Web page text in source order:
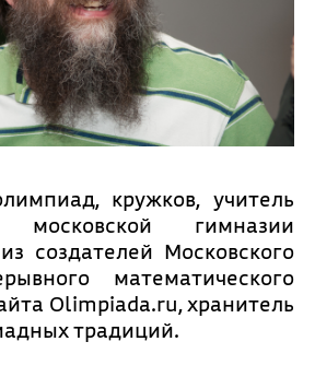
кружков, учитель
московской гимназии
создателей Московского
математического
Olimpiada.ru, хранитель
традиций.